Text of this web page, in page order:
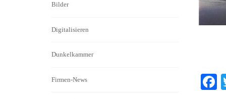
Bilder
Digitalisieren
Dunkelkammer
Firmen-News